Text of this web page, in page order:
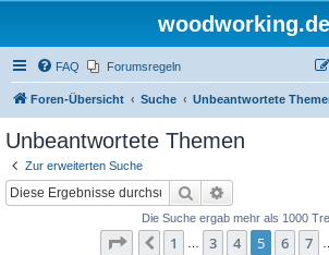
woodworking.de
FAQ Forumsregeln
Foren-Übersicht Suche Unbeantwortete
Unbeantwortete Themen
Zur erweiterten Suche
Suche
Die Suche ergab mehr als 1000
Seite von 40
Vorherige
1 3 4 5 6 7